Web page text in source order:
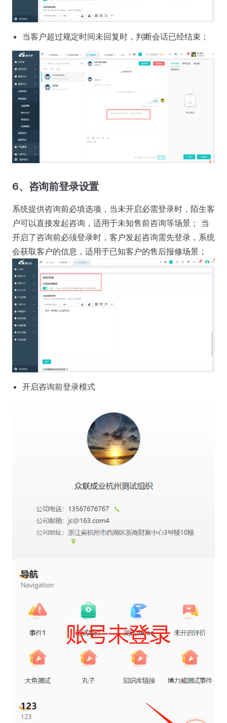
当客户超过规定时间未回复时，判断会话已经结束；
6、咨询前登录设置
系统提供咨询前必填选项，当未开启必需登录时，陌生客
户可以直接发起咨询，适用于未知售前咨询等场景； 当
开启了咨询前必须登录时，客户发起咨询需先登录，系统
会获取客户的信息，适用于已知客户的售后报修场景；
开启咨询前登录模式